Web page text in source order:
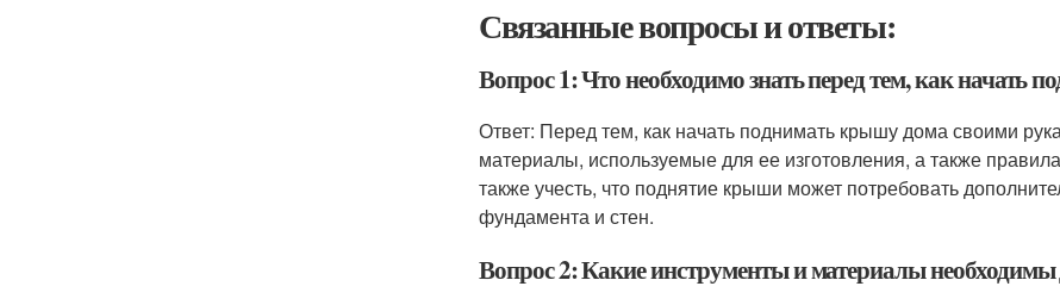
Связанные вопросы и ответы:
Вопрос 1: Что необходимо знать перед тем, как
Ответ: Перед тем, как начать поднимать крышу дома своими
материалы, используемые для ее изготовления, а также
также учесть, что поднятие крыши может потребовать
фундамента и стен.
Вопрос 2: Какие инструменты и материалы